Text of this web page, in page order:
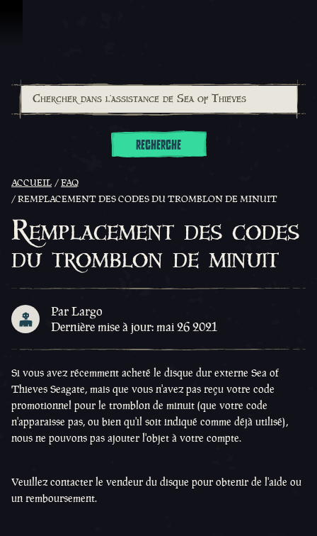
RECHERCHE
ACCUEIL
FAQ
REMPLACEMENT DES CODES DU TROMBLON DE MINUIT
Remplacement des codes
du tromblon de minuit
Par Largo
Dernière mise à jour: mai 26 2021
Si vous avez récemment acheté le disque dur externe Sea of
Thieves Seagate, mais que vous n'avez pas reçu votre code
promotionnel pour le tromblon de minuit (que votre code
n'apparaisse pas, ou bien qu'il soit indiqué comme déjà utilisé),
nous ne pouvons pas ajouter l'objet à votre compte.
Veuillez contacter le vendeur du disque pour obtenir de l'aide ou
un remboursement.